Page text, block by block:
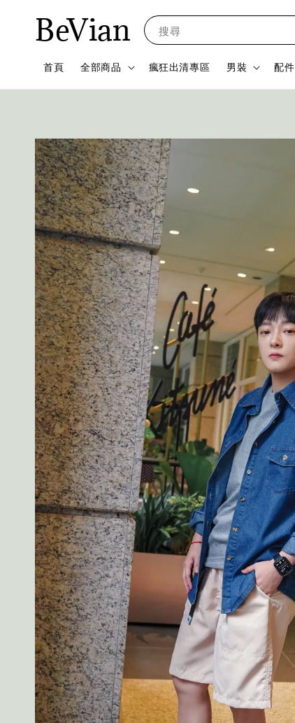
BeVian 搜尋
首頁 全部商品 瘋狂出清專區 男裝 配件